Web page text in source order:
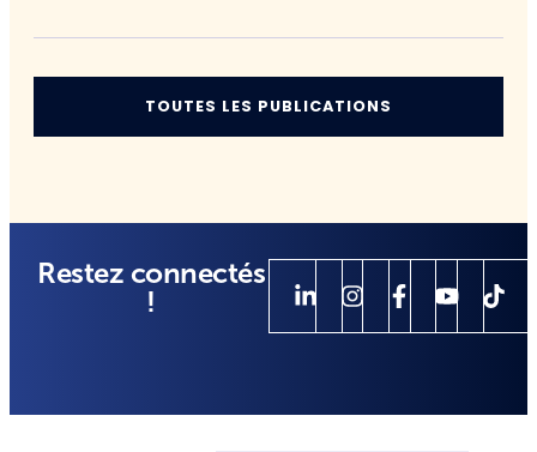
TOUTES LES PUBLICATIONS
Restez connectés
!